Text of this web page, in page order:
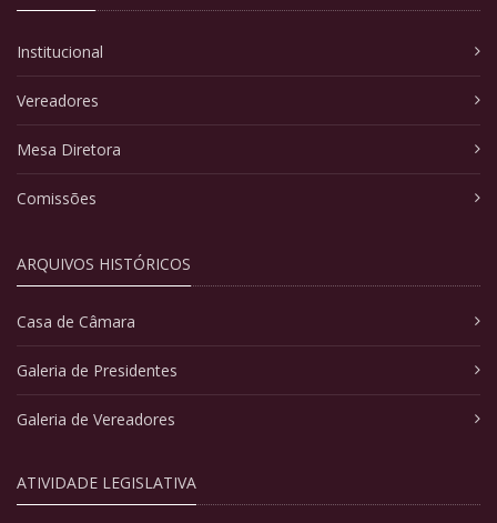
Institucional
Vereadores
Mesa Diretora
Comissões
ARQUIVOS HISTÓRICOS
Casa de Câmara
Galeria de Presidentes
Galeria de Vereadores
ATIVIDADE LEGISLATIVA